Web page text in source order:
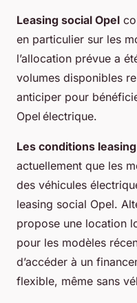
Leasing social Opel
en particulier sur les
l’allocation prévue a
volumes disponibles
anticiper pour
Opel électrique.
Les conditions
actuellement que les
des véhicules
leasing social Opel.
propose une location
pour les modèles
d’accéder à un
flexible, même sans